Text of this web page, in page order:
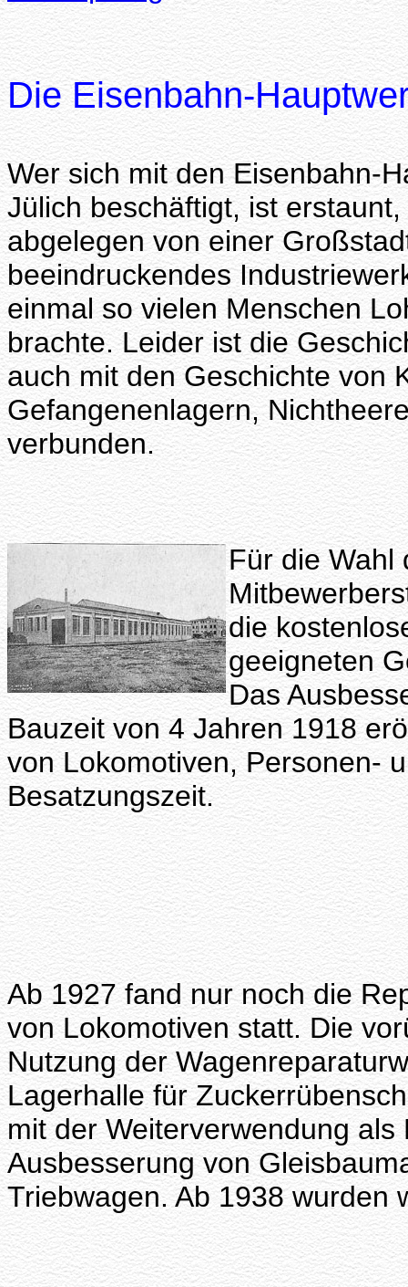
Die Eisenbahn-
Wer sich mit den Eisenbahn-
Jülich beschäftigt, ist
abgelegen von einer
beeindruckendes
einmal so vielen Menschen
brachte. Leider ist die
auch mit den Geschichte von
Gefangenenlagern,
verbunden.
Für die Wahl
die
geeigneten
Das
Bauzeit von 4 Jahren 1918
von Lokomotiven, Personen-
Besatzungszeit.
Ab 1927 fand nur noch die
von Lokomotiven statt. Die
Nutzung der
Lagerhalle für
mit der Weiterverwendung als
Ausbesserung von
Triebwagen. Ab 1938 wurden